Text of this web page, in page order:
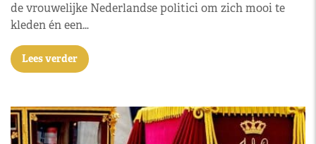
de vrouwelijke Nederlandse politici om zich mooi te
kleden én een…
Lees verder